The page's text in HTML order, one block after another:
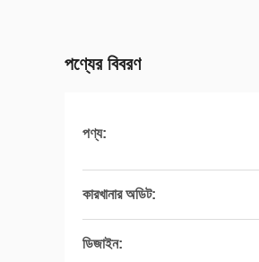
পণ্যের বিবরণ
পণ্য:
কারখানার অডিট:
ডিজাইন: